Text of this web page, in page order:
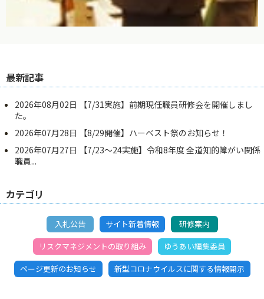
最新記事
2026年08月02日
【7/31実施】前期現任職員研修会を開催しまし
た。
2026年07月28日
【8/29開催】ハーベスト祭のお知らせ！
2026年07月27日
【7/23～24実施】令和8年度 全道知的障がい関係
職員...
カテゴリ
入札公告 サイト新着情報
研修案内
リスクマネジメントの取り組み
ゆうあい編集委員
ページ更新のお知らせ
新型コロナウイルスに関する情報開示